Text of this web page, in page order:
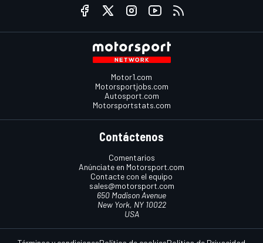
Motor1.com
Motorsportjobs.com
Autosport.com
Motorsportstats.com
Contáctenos
Comentarios
Anúnciate en Motorsport.com
Contacte con el equipo
sales@motorsport.com
650 Madison Avenue
New York, NY 10022
USA